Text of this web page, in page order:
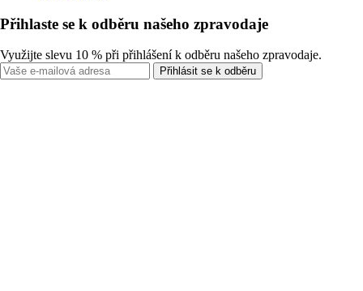
Přihlaste se k odběru našeho zpravodaje
Využijte slevu 10 % při přihlášení k odběru našeho zpravodaje.
Přihlásit se k odběru